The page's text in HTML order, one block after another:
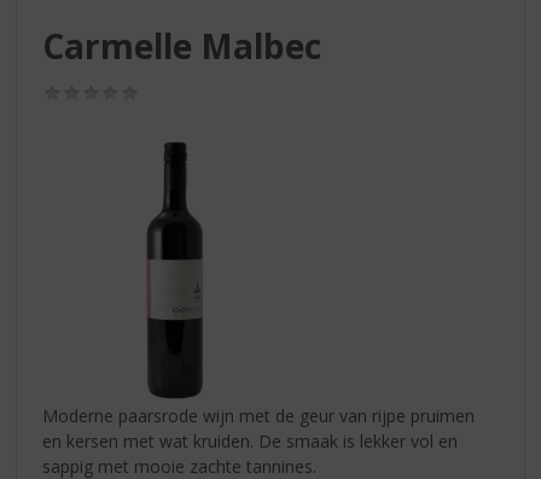
Carmelle Malbec
Moderne paarsrode wijn met de geur van rijpe pruimen
en kersen met wat kruiden. De smaak is lekker vol en
sappig met mooie zachte tannines.